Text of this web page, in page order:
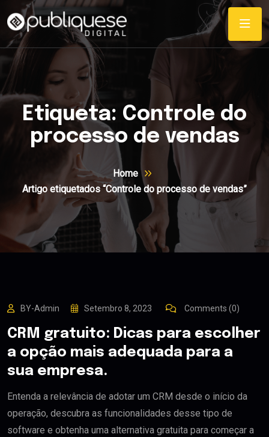
Etiqueta: Controle do
processo de vendas
Home
Artigo etiquetados “Controle do processo de vendas”
BY-Admin Setembro 8, 2023 Comments (0)
CRM gratuito: Dicas para escolher
a opção mais adequada para a
sua empresa.
Entenda a relevância de adotar um CRM desde o início da
operação, descubra as funcionalidades desse tipo de
software e obtenha uma alternativa gratuita para começar a